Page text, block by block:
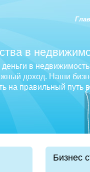
в
в
доход. Наши
на правильный путь
Бизнес